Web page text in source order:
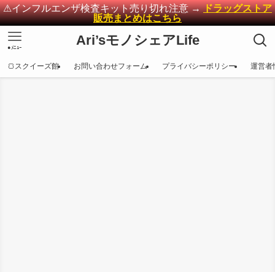
⚠インフルエンザ検査キット売り切れ注意 →ドラッグストア
販売まとめはこちら
Ari’sモノシェアLife
●ﾒﾆｭｰ
🍞スクイーズ館 お問い合わせフォーム プライバシーポリシー 運営者